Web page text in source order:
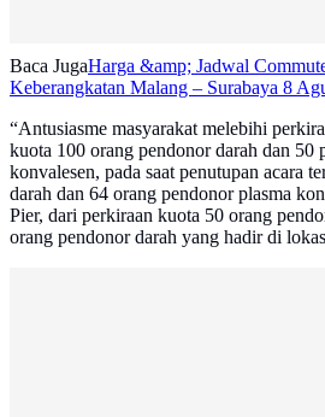
Baca JugaHarga &amp; Jadwal
Keberangkatan Malang – Surabaya 8
“Antusiasme masyarakat melebihi
kuota 100 orang pendonor darah dan 50
konvalesen, pada saat penutupan acara
darah dan 64 orang pendonor plasma
Pier, dari perkiraan kuota 50 orang
orang pendonor darah yang hadir di